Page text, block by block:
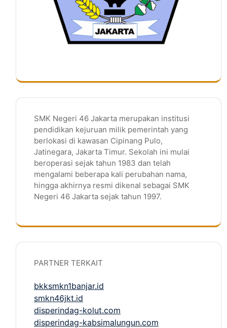
SMK Negeri 46 Jakarta merupakan institusi
pendidikan kejuruan milik pemerintah yang
berlokasi di kawasan Cipinang Pulo,
Jatinegara, Jakarta Timur. Sekolah ini mulai
beroperasi sejak tahun 1983 dan telah
mengalami beberapa kali perubahan nama,
hingga akhirnya resmi dikenal sebagai SMK
Negeri 46 Jakarta sejak tahun 1997.
PARTNER TERKAIT
bkksmkn1banjar.id
smkn46jkt.id
disperindag-kolut.com
disperindag-kabsimalungun.com